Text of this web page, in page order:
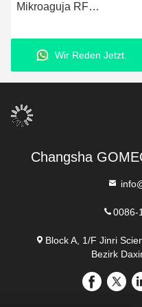
Mikroaguja RF
Gomecy Zubehör Mikro
Faltenentfernung
Wir Reden Jetzt.
Changsha
0086-
Block A, 1/F Jinri
Bezirk